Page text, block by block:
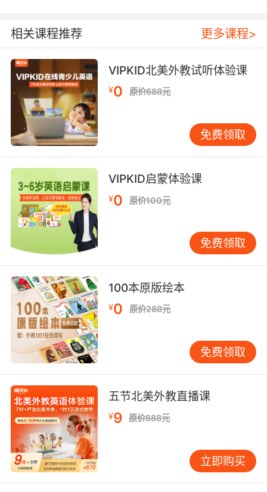
英语一对一在线培训哪家好其次看机构的教材
教材在孩子的英语学习中占据着重要的地位，教
材一定要符合孩子的学习特点，并且教材的内容
也应该是有趣的，这样才能最大程度激发他们学
习英语的兴趣。教材的难易程度更是要适中，这
样才能为孩子的英语学习带来有效的帮助。现在
的英语培训机构采用的教材无非这两种，一是引
其实只要符合以上条件就是可以的。
英语一对一在线培训哪家好然后看机构的老师
富的教学经验，就算是外教老师也不例外，只有
老师自己的专业水平过关，才能将英语知识系统
地传授给孩子们。相对来说北美地区的外教口音
更正宗，因为外教的口语也是会受到地域的影响
的，北美地区的外教可以给孩子营造纯正的英文
环境。经验丰富的老师会根据孩子的特点来施
地适合孩子的学习。
英语一对一在线培训哪家好最后看孩子的适应情
况，家长可以带着孩子试听机构的公开课，看看
孩子对这样的课程、这样的上课模式适应情况如
何，毕竟适合孩子的才能为他们的英语学习带去
相关课程推荐 更多课程>
VIPKID北美外教试听体验课
¥0 原价688元
免费领取
VIPKID启蒙体验课
¥0 原价100元
免费领取
100本原版绘本
¥0 原价288元
免费领取
五节北美外教直播课
¥9 原价888元
立即购买